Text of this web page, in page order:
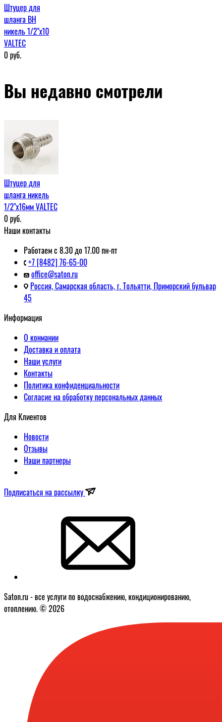
Штуцер для
шланга ВН
никель 1/2"x10
VALTEC
0руб.
Вы недавно смотрели
Штуцер для
шланга никель
1/2"х16мм VALTEC
0руб.
Наши контакты
Работаем с 8.30 до 17.00 пн-пт
+7 [8482] 76-65-00
office@saton.ru
Россия, Самарская область, г. Тольятти, Приморский бульвар
45
Информация
О конмании
Доставка и оплата
Наши услуги
Контакты
Политика конфиденциальности
Согласие на обработку персональных данных
Для Клиентов
Новости
Отзывы
Наши партнеры
Подписаться на рассылку
Saton.ru - все услуги по водоснабжению, кондиционированию,
отоплению. © 2026